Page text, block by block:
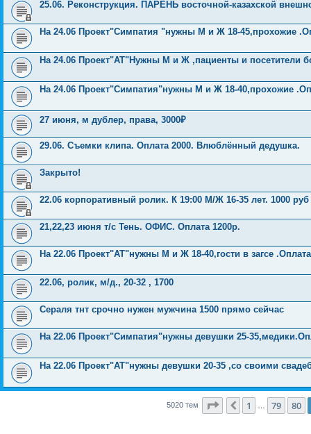
25.06. Реконструкция. ПАРЕНЬ восточной-казахской
На 24.06 Проект"Симпатия "нужны М и Ж 18-45,прохожие
На 24.06 Проект"АТ"Нужны М и Ж ,пациенты и посетители
На 24.06 Проект"Симпатия"нужны М и Ж 18-40,прохожие
27 июня, м дублер, права, 3000₽
29.06. Съемки клипа. Оплата 2000. Влюблённый дедушка.
Закрыто!
22.06 корпоративный ролик. К 19:00 М/Ж 16-35 лет. 1000 руб
21,22,23 июня т/с Тень. ОФИС. Оплата 1200р.
На 22.06 Проект"АТ"нужны М и Ж 18-40,гости в загсе
22.06, ролик, м/д., 20-32 , 1700
Сераля тнт срочно нужен мужчина 1500 прямо сейчас
На 22.06 Проект"Симпатия"нужны девушки 25-
На 22.06 Проект"АТ"нужны девушки 20-35 ,со своими
5020 тем Страница 81из 201
Пред.
1 79 80